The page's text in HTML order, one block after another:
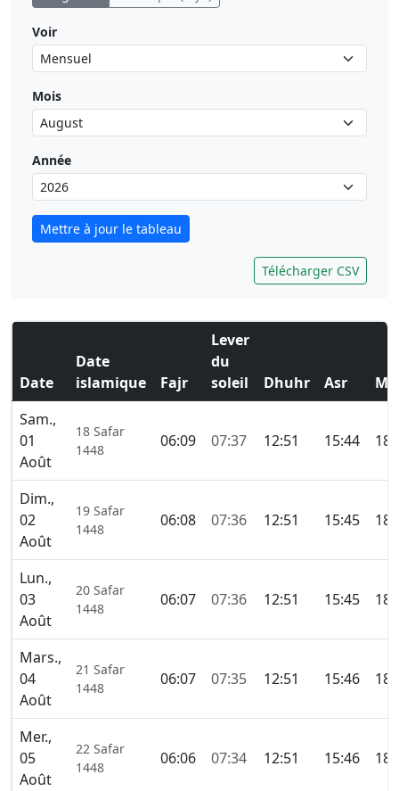
Voir
Mois
Année
Mettre à jour le tableau
Télécharger CSV
Date
Date
islamique
Fajr
Lever
du
soleil
Dhuhr Asr
Sam.,
01
Août
18 Safar
1448
06:09 07:37 12:51 15:44
Dim.,
02
Août
19 Safar
1448
06:08 07:36 12:51 15:45
Lun.,
03
Août
20 Safar
1448
06:07 07:36 12:51 15:45
Mars.,
04
Août
21 Safar
1448
06:07 07:35 12:51 15:46
Mer.,
05
Août
22 Safar
1448
06:06 07:34 12:51 15:46